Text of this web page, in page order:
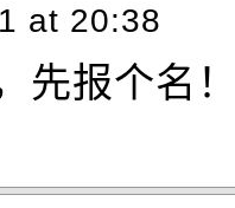
at 20:38
先报个名